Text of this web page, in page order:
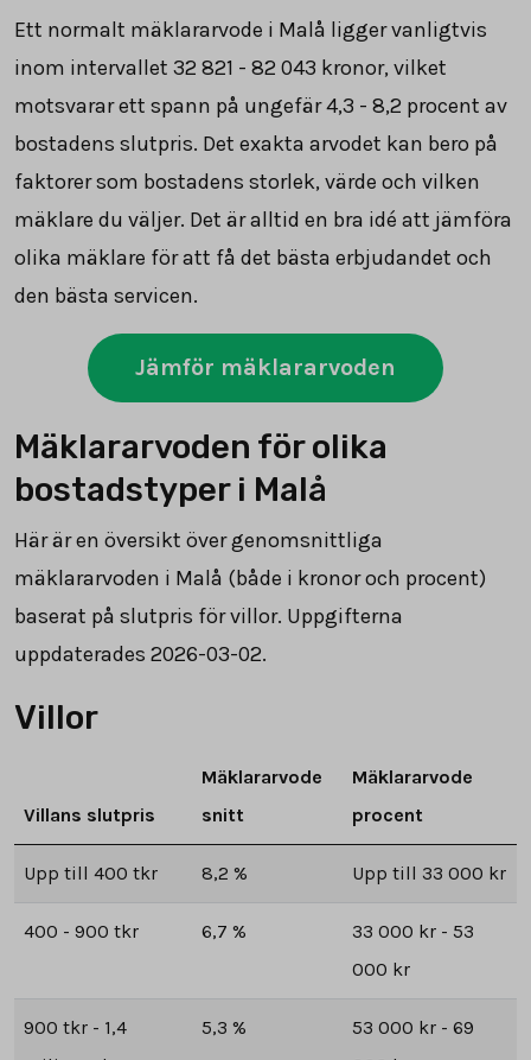
Ett normalt mäklararvode i Malå ligger vanligtvis
inom intervallet 32 821 - 82 043 kronor, vilket
motsvarar ett spann på ungefär 4,3 - 8,2 procent av
bostadens slutpris. Det exakta arvodet kan bero på
faktorer som bostadens storlek, värde och vilken
mäklare du väljer. Det är alltid en bra idé att jämföra
olika mäklare för att få det bästa erbjudandet och
den bästa servicen.
Jämför mäklararvoden
Mäklararvoden för olika
bostadstyper i Malå
Här är en översikt över genomsnittliga
mäklararvoden i Malå (både i kronor och procent)
baserat på slutpris för villor. Uppgifterna
uppdaterades 2026-03-02.
Villor
Villans slutpris
Mäklararvode
snitt
Mäklararvode
procent
Upp till 400 tkr 8,2 % Upp till 33 000 kr
400 - 900 tkr 6,7 %
33 000 kr - 53
000 kr
900 tkr - 1,4
5,3 %
53 000 kr - 69